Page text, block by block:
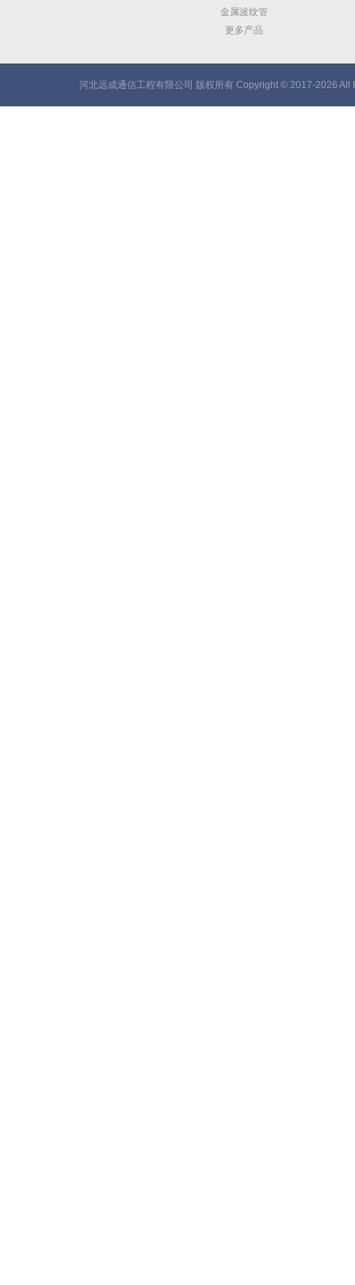
金属波纹管
更多产品
河北远成通信工程有限公司 版权所有 Copyright © 2017-2026